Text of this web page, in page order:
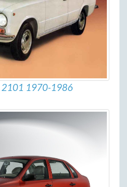
2101 1970-1986